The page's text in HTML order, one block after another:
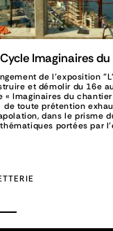
Cycle Imaginaires
de l’exposition
et démolir du 16e
« Imaginaires du
de toute prétention
dans le prisme
thématiques portées par